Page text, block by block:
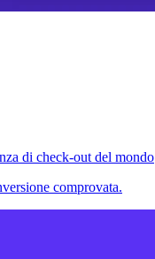
di check-out del mondo
comprovata.